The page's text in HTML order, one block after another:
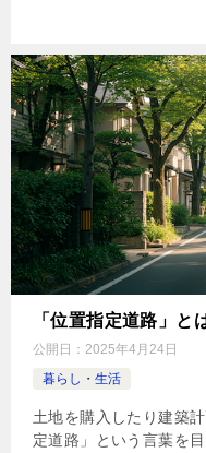
「位置指定道路」と
公開日： 2025年4月24日
暮らし・生活
土地を購入したり建築
定道路」という言葉を